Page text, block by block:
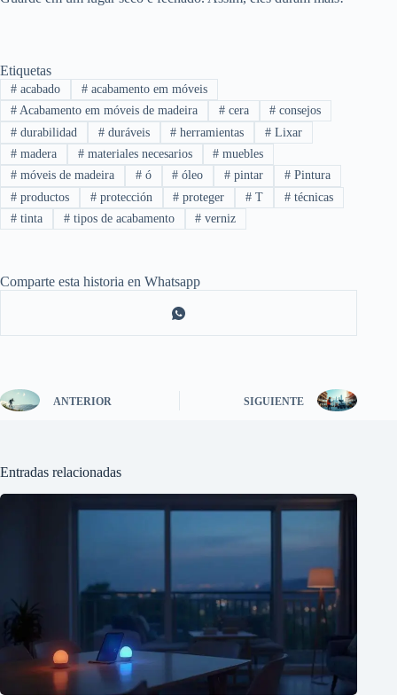
Etiquetas
#acabado #acabamento em móveis
#Acabamento em móveis de madeira #cera # consejos
#durabilidad #duráveis # herramientas # Lixar
#madera #materiales necesarios # muebles
#móveis de madeira #ó # óleo # pintar # Pintura
#productos #protección # proteger # T # técnicas
#tinta #tipos de acabamento # verniz
Comparte esta historia en Whatsapp
ANTERIOR SIGUIENTE
Entradas relacionadas